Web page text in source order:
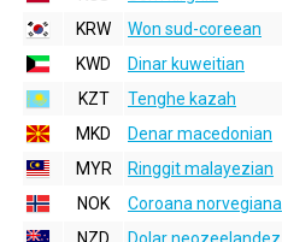
KRW
Won sud-coreean
KWD
Dinar kuweitian
KZT
Tenghe kazah
MKD
Denar macedonian
MYR
Ringgit malayezian
NOK
Coroana norvegiana